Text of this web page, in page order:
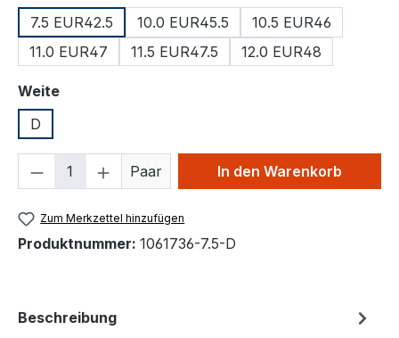
7.5 EUR42.5
10.0 EUR45.5
10.5 EUR46
11.0 EUR47
11.5 EUR47.5 12.0 EUR48
Weiteauswählen
D
Produkt Anzahl: Gib den
Paar In den Warenkorb
Zum Merkzettel hinzufügen
Produktnummer: 1061736-7.5-D
Beschreibung